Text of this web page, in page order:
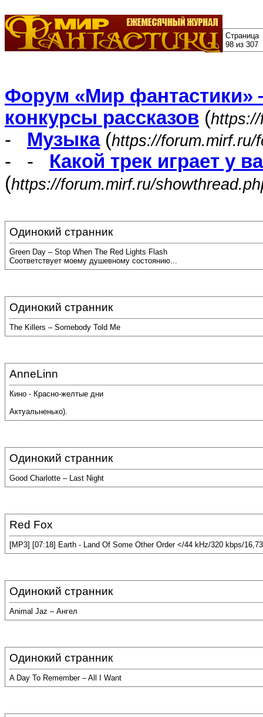
Страница
98 из 307
Форум «Мир фантастики»
конкурсы рассказов (
- Музыка(https://forum.mirf.ru/
- - Какой трек играет у
(https://forum.mirf.ru/
Одинокий странник
Green Day – Stop When The Red Lights Flash
Соответствует моему душевному состоянию...
Одинокий странник
The Killers – Somebody Told Me
AnneLinn
Кино - Красно-желтые дни
Актуальненько).
Одинокий странник
Good Charlotte – Last Night
Red Fox
[MP3] [07:18] Earth - Land Of Some Other Order </44 kHz/320 kbps/
Одинокий странник
Animal Jaz – Ангел
Одинокий странник
A Day To Remember – All I Want